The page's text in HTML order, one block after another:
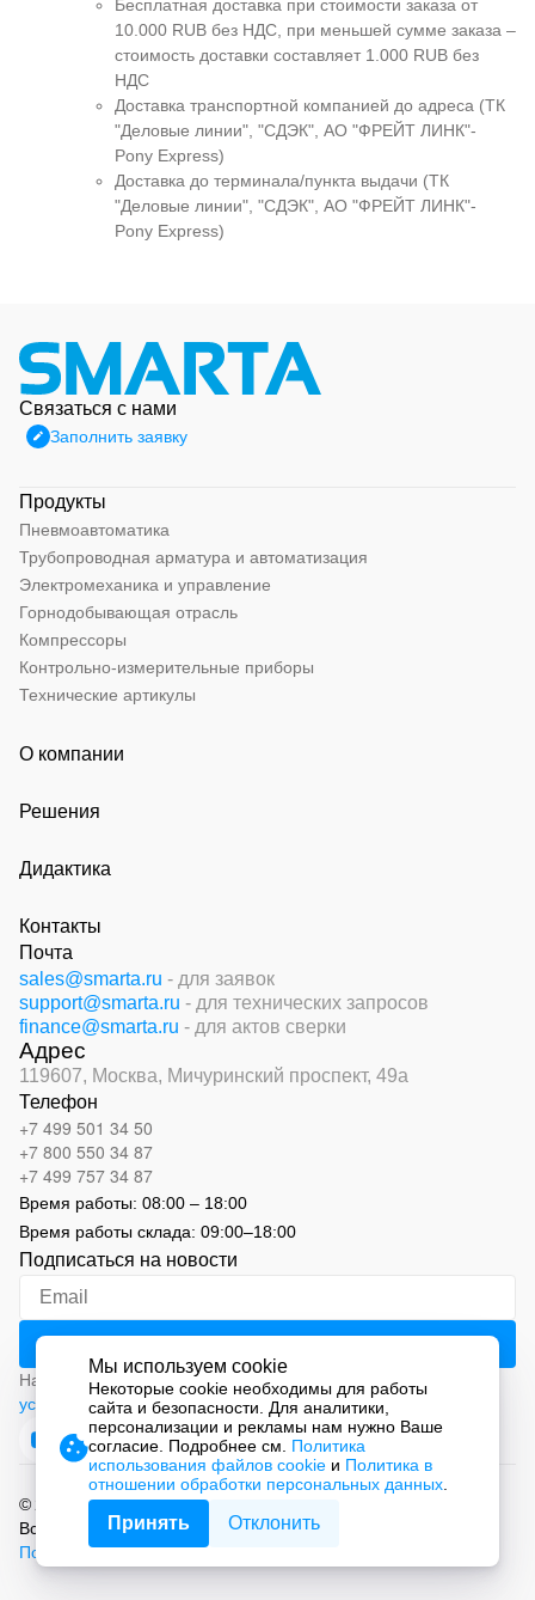
Бесплатная доставка при стоимости заказа от
10.000 RUB без НДС, при меньшей сумме заказа –
стоимость доставки составляет 1.000 RUB без
НДС
Доставка транспортной компанией до адреса (ТК
"Деловые линии", "СДЭК", АО "ФРЕЙТ ЛИНК"-
Pony Express)
Доставка до терминала/пункта выдачи (ТК
"Деловые линии", "СДЭК", АО "ФРЕЙТ ЛИНК"-
Pony Express)
Связаться с нами
Заполнить заявку
Продукты
Пневмоавтоматика
Трубопроводная арматура и автоматизация
Электромеханика и управление
Горнодобывающая отрасль
Компрессоры
Контрольно-измерительные приборы
Технические артикулы
О компании
Решения
Дидактика
Контакты
Почта
sales@smarta.ru - для заявок
support@smarta.ru - для технических запросов
finance@smarta.ru - для актов сверки
Адрес
119607, Москва, Мичуринский проспект, 49а
Телефон
+7 499 501 34 50
+7 800 550 34 87
+7 499 757 34 87
Время работы: 08:00 – 18:00
Время работы склада: 09:00–18:00
Подписаться на новости
Нажимая на кнопку «Подписаться», вы соглашаетесь с
условиями обработки персональных данных
© 2026 ООО «СМАРТ Автоматизация»
Все права защищены.
Политика обработки персональных данных
Мы используем cookie
Некоторые cookie необходимы для работы
сайта и безопасности. Для аналитики,
персонализации и рекламы нам нужно Ваше
согласие. Подробнее см. Политика
использования файлов cookie и Политика в
отношении обработки персональных данных
Принять Отклонить